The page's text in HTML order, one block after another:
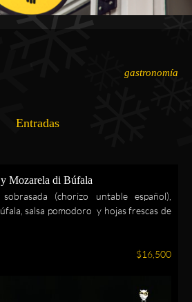
gastronomía
Entradas
Mozarela di Búfala
(chorizo untable español),
salsa pomodoro y hojas frescas de
$16,500